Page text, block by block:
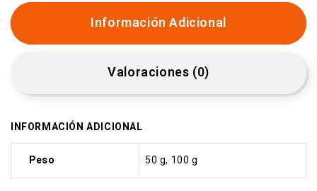
Información Adicional
Valoraciones (0)
INFORMACIÓN ADICIONAL
Peso 50 g, 100 g